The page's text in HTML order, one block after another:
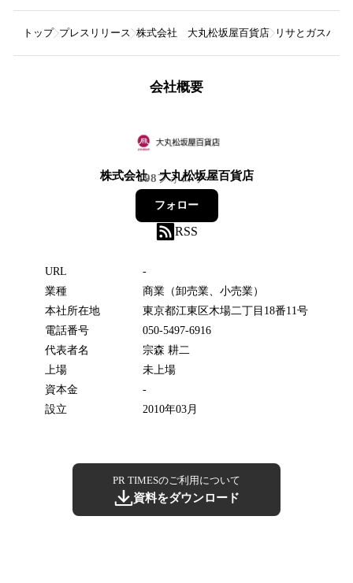
トップ プレスリリース 株式会社 大丸松坂屋百貨店 リサとガスパー
会社概要
株式会社 大丸松坂屋百貨店
198フォロワー
フォロー
RSS
URL
-
業種
商業（卸売業、小売業）
本社所在地
東京都江東区木場二丁目18番11号
電話番号
050-5497-6916
代表者名
宗森 耕二
上場
未上場
資本金
-
設立
2010年03月
PR TIMESのご利用について
資料をダウンロード